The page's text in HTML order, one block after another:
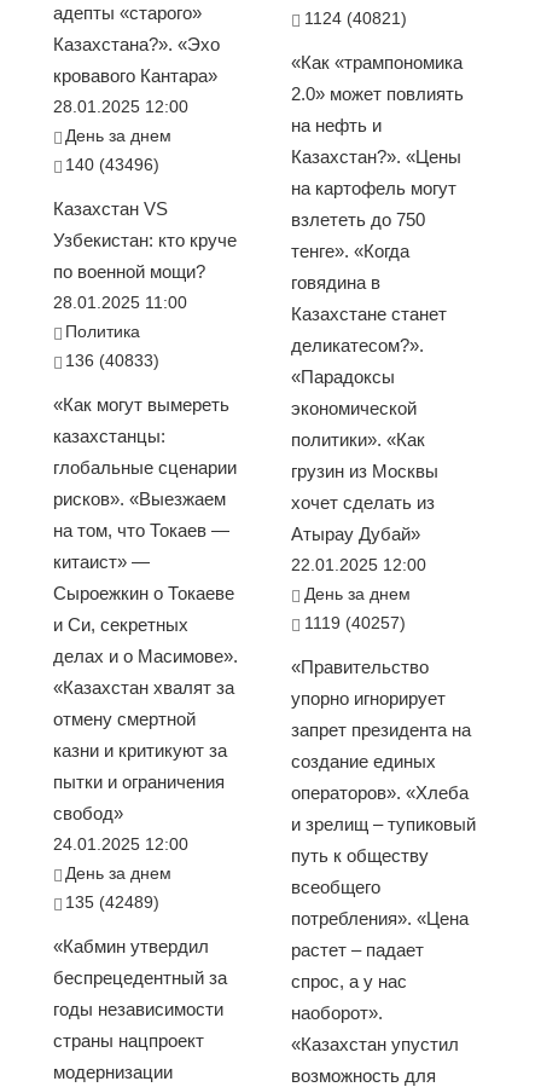
адепты «старого»
Казахстана?». «Эхо
кровавого Кантара»
28.01.2025 12:00
День за днем
140 (43496)
Казахстан VS
Узбекистан: кто круче
по военной мощи?
28.01.2025 11:00
Политика
136 (40833)
«Как могут вымереть
казахстанцы:
глобальные сценарии
рисков». «Выезжаем
на том, что Токаев —
китаист» —
Сыроежкин о Токаеве
и Си, секретных
делах и о Масимове».
«Казахстан хвалят за
отмену смертной
казни и критикуют за
пытки и ограничения
свобод»
24.01.2025 12:00
День за днем
135 (42489)
«Кабмин утвердил
беспрецедентный за
годы независимости
страны нацпроект
модернизации
1124 (40821)
«Как «трампономика
2.0» может повлиять
на нефть и
Казахстан?». «Цены
на картофель могут
взлететь до 750
тенге». «Когда
говядина в
Казахстане станет
деликатесом?».
«Парадоксы
экономической
политики». «Как
грузин из Москвы
хочет сделать из
Атырау Дубай»
22.01.2025 12:00
День за днем
1119 (40257)
«Правительство
упорно игнорирует
запрет президента на
создание единых
операторов». «Хлеба
и зрелищ – тупиковый
путь к обществу
всеобщего
потребления». «Цена
растет – падает
спрос, а у нас
наоборот».
«Казахстан упустил
возможность для